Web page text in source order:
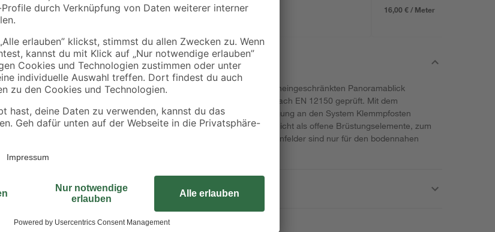
8,00 € / Meter 16,00 € / Meter
Mit dem 'System'-Glaslement kannst du einen uneingeschränkten Panoramablick
genießen. Das 8 mm starke Sicherheitsglas ist nach EN 12150 geprüft. Mit dem
Glaselement werden Dichtungen für die Befestigung an den System Klemmpfosten
geliefert. Bitte beachte, dass die Glaselemente nicht als offene Brüstungselemente, zum
Beispiel für Balkone geeignet sind. Die Glas-Zaunfelder sind nur für den bodennahen